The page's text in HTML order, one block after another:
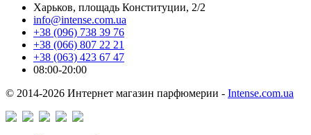
Харьков, площадь Конституции, 2/2
info@intense.com.ua
+38 (096) 738 39 76
+38 (066) 807 22 21
+38 (063) 423 67 47
08:00-20:00
© 2014-2026 Интернет магазин парфюмерии - Intense.com.ua